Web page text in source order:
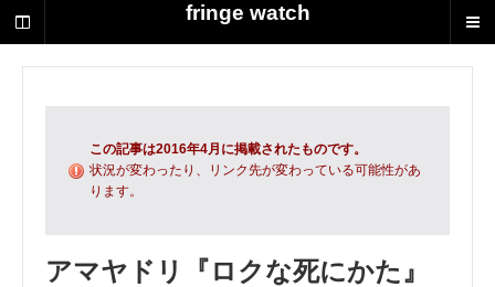
fringe watch
荻
野
この記事は2016年4月に掲載されたものです。
状況が変わったり、リンク先が変わっている可能性があ
ります。
アマヤドリ『ロクな死にかた』